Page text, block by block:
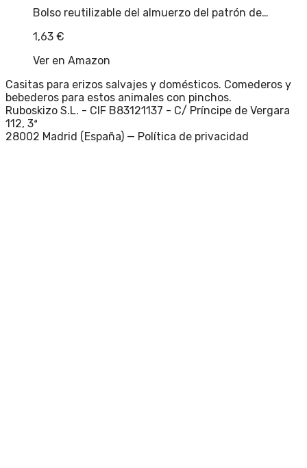
Bolso reutilizable del almuerzo del patrón de…
1,63 €
Ver en Amazon
Casitas para erizos salvajes y domésticos. Comederos y
bebederos para estos animales con pinchos.
Ruboskizo S.L. - CIF B83121137 - C/ Príncipe de Vergara
112, 3ª
28002 Madrid (España) — Política de privacidad